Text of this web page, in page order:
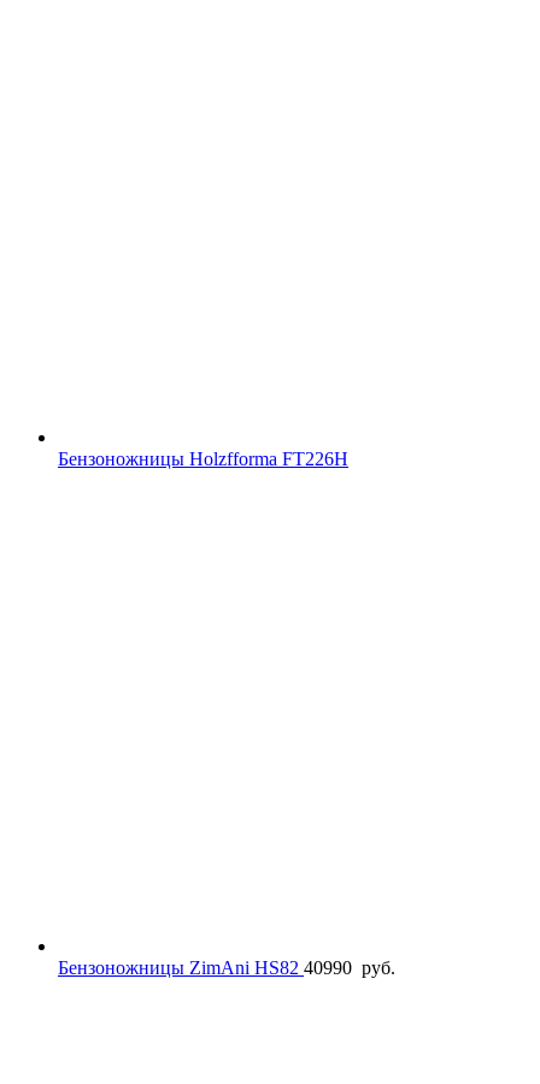
Бензоножницы Holzfforma FT226H
Бензоножницы ZimAni HS82 40990 руб.